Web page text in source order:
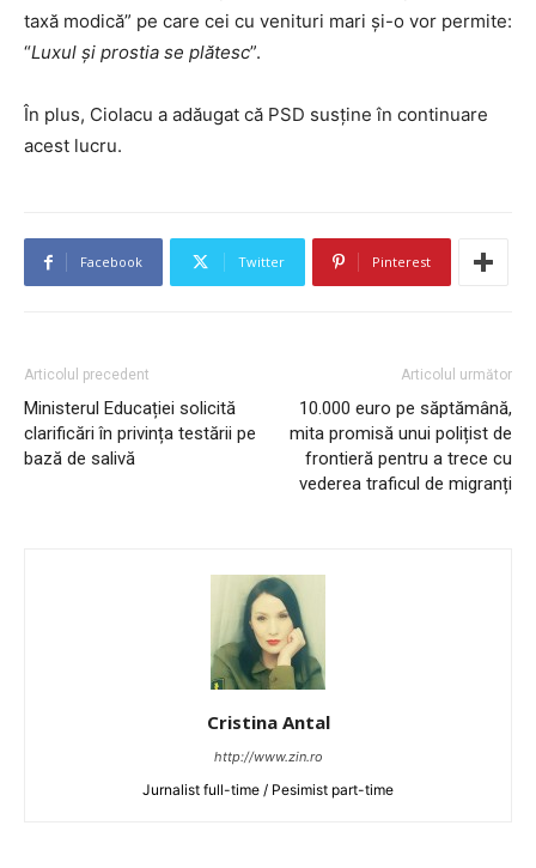
taxă modică” pe care cei cu venituri mari și-o vor permite:
“Luxul și prostia se plătesc”.
În plus, Ciolacu a adăugat că PSD susține în continuare
acest lucru.
Facebook Twitter Pinterest
Articolul precedent
Ministerul Educației solicită
clarificări în privința testării pe
bază de salivă
Articolul următor
10.000 euro pe săptămână,
mita promisă unui polițist de
frontieră pentru a trece cu
vederea traficul de migranți
Cristina Antal
http://www.zin.ro
Jurnalist full-time / Pesimist part-time